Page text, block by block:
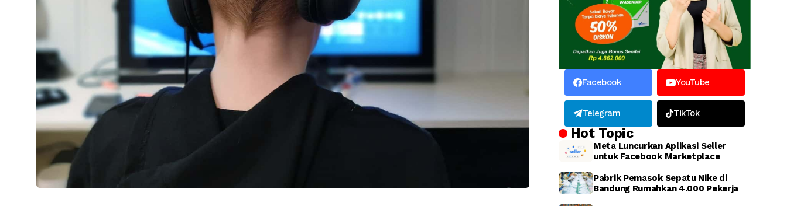
Facebook YouTube
Telegram TikTok
Hot Topic
Meta Luncurkan Aplikasi Seller
untuk Facebook Marketplace
Pabrik Pemasok Sepatu Nike di
Bandung Rumahkan 4.000 Pekerja